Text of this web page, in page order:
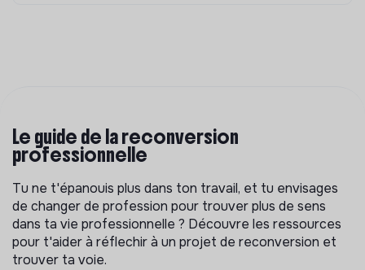
Le guide de la reconversion
professionnelle
Tu ne t'épanouis plus dans ton travail, et tu envisages
de changer de profession pour trouver plus de sens
dans ta vie professionnelle ? Découvre les ressources
pour t'aider à réflechir à un projet de reconversion et
trouver ta voie.